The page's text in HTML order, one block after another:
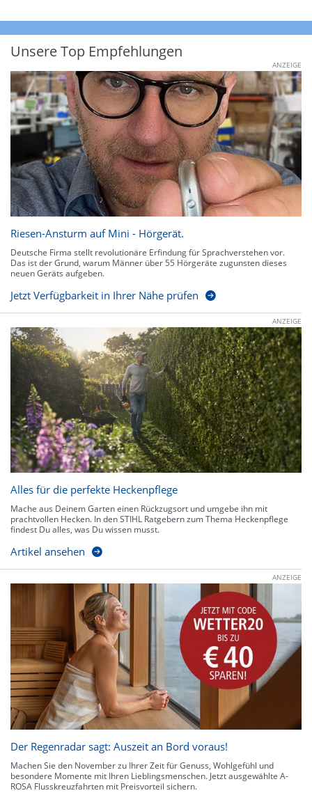
Unsere Top Empfehlungen
ANZEIGE
Riesen-Ansturm auf Mini - Hörgerät.
Deutsche Firma stellt revolutionäre Erfindung für Sprachverstehen vor.
Das ist der Grund, warum Männer über 55 Hörgeräte zugunsten dieses
neuen Geräts aufgeben.
Jetzt Verfügbarkeit in Ihrer Nähe prüfen
ANZEIGE
Alles für die perfekte Heckenpflege
Mache aus Deinem Garten einen Rückzugsort und umgebe ihn mit
prachtvollen Hecken. In den STIHL Ratgebern zum Thema Heckenpflege
findest Du alles, was Du wissen musst.
Artikel ansehen
ANZEIGE
Der Regenradar sagt: Auszeit an Bord voraus!
Machen Sie den November zu Ihrer Zeit für Genuss, Wohlgefühl und
besondere Momente mit Ihren Lieblingsmenschen. Jetzt ausgewählte A-
ROSA Flusskreuzfahrten mit Preisvorteil sichern.